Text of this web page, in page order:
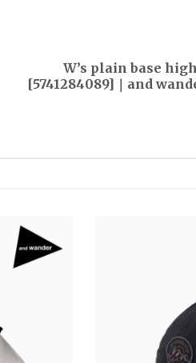
W’s plain base
[5741284089]｜and